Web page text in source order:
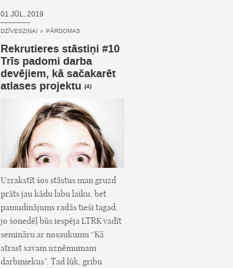
01.JŪL, 2019
DZĪVESZIŅAI » PĀRDOMAS
Rekrutieres stāstiņi #10
Trīs padomi darba
devējiem, kā sačakarēt
atlases projektu (4)
Uzrakstīt šos stāstus man gruzd
prāts jau kādu labu laiku, bet
pamudinājums radās tieši tagad,
jo šonedēļ būs iespēja LTRK vadīt
semināru ar nosaukumu “Kā
atrast savam uzņēmumam
darbiniekus”. Tad lūk, gribu